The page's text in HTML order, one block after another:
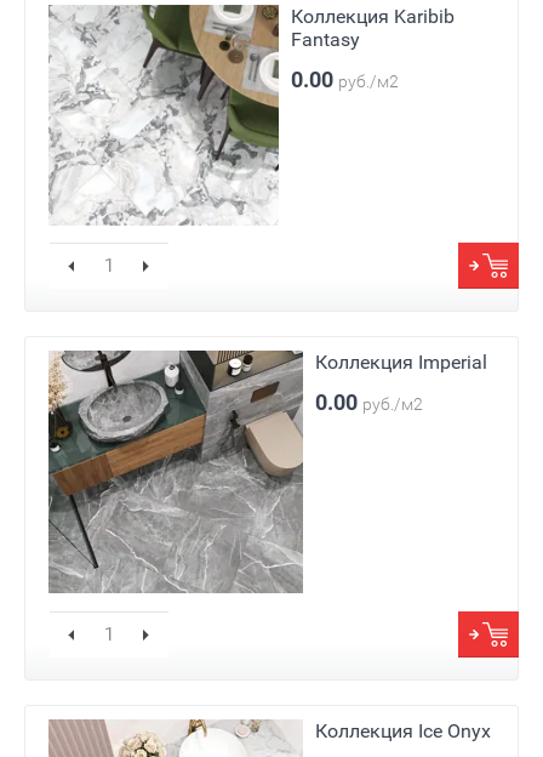
Коллекция Karibib
Fantasy
0.00 руб./м2
Коллекция Imperial
0.00 руб./м2
Коллекция Ice Onyx